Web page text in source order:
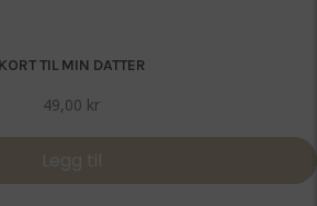
KORT TIL MIN DATTER
49,00 kr
Legg til